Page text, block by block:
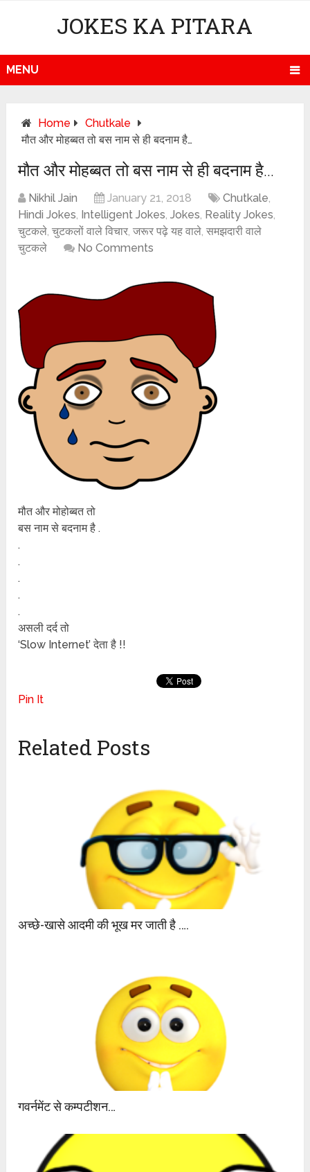
JOKES KA PITARA
MENU
Home
Chutkale
मौत और मोहब्बत तो बस नाम से ही बदनाम है…
मौत और मोहब्बत तो बस नाम से ही बदनाम है…
Nikhil Jain January 21, 2018 Chutkale,
Hindi Jokes, Intelligent Jokes,Jokes, Reality Jokes,
चुटकले,चुटकलों वाले विचार,जरूर पढ़े यह वाले,समझदारी वाले
चुटकले
No Comments
मौत और मोहोब्बत तो
बस नाम से बदनाम है .
.
.
.
.
.
असली दर्द तो
‘Slow Internet’ देता है !!
Pin It
Related Posts
अच्छे-खासे आदमी की भूख मर जाती है ….
गवर्नमेंट से कम्पटीशन…